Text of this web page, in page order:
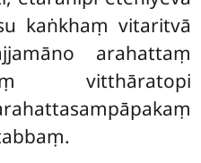
kaṅkhaṃ vitaritvā
arahattaṃ
vitthāratopi